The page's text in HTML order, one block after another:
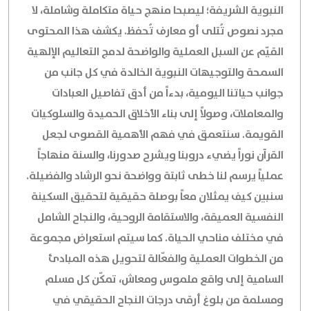
النبوية الشريفة؛ ليصبحا منهج حياة متكاملة وشاملة، لا
مجرد نصوص تُتلى أو معارف تُحفظ. يكشف هذا المحتوى
القيّم عن السبل العملية والواضحة لدمج التعاليم الإلهية
السمحة والتوجيهات النبوية الخالدة في كل جانب من
جوانب حياتنا اليومية، بدءاً من أدق تفاصيل العبادات
والمعاملات، وصولاً إلى بناء الأخلاق الحميدة والسلوكيات
القويمة. سنتعمق في فهم الأهمية القصوى لجعل
القرآن نوراً يضيء دروبنا ويشرح صدورنا، والسنة منهاجاً
عملياً يرسم لنا خطى ثابتة وواضحة نحو الرشاد والفضيلة.
سنبين كيف يمثلان معاً بوصلة حقيقية لتحقيق السكينة
النفسية العميقة، والاستقامة الروحية، والنجاح الشامل
في مختلف مناحي الحياة. كما سيتم استعراض مجموعة
من الخطوات العملية والفعّالة لتحويل هذه المبادئ
السامية إلى واقع ملموس ومعاش، تمكّن كل مسلم
ومسلمة من بلوغ أرقى درجات النجاح الحقيقي في